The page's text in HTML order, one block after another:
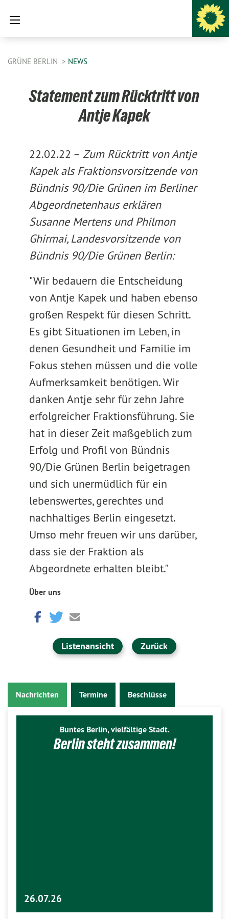
GRÜNE BERLIN NEWS
Statement zum Rücktritt von
Antje Kapek
22.02.22 – Zum Rücktritt von Antje
Kapek als Fraktionsvorsitzende von
Bündnis 90/Die Grünen im Berliner
Abgeordnetenhaus erklären
Susanne Mertens und Philmon
Ghirmai, Landesvorsitzende von
Bündnis 90/Die Grünen Berlin:
"Wir bedauern die Entscheidung
von Antje Kapek und haben ebenso
großen Respekt für diesen Schritt.
Es gibt Situationen im Leben, in
denen Gesundheit und Familie im
Fokus stehen müssen und die volle
Aufmerksamkeit benötigen. Wir
danken Antje sehr für zehn Jahre
erfolgreicher Fraktionsführung. Sie
hat in dieser Zeit maßgeblich zum
Erfolg und Profil von Bündnis
90/Die Grünen Berlin beigetragen
und sich unermüdlich für ein
lebenswertes, gerechtes und
nachhaltiges Berlin eingesetzt.
Umso mehr freuen wir uns darüber,
dass sie der Fraktion als
Abgeordnete erhalten bleibt."
Über uns
Listenansicht Zurück
Nachrichten Termine Beschlüsse
Buntes Berlin, vielfältige Stadt.
Berlin steht zusammen!
26.07.26